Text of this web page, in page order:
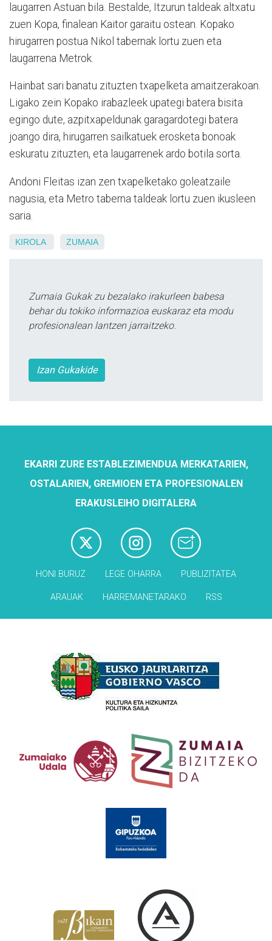
laugarren Astuan bila. Bestalde, Itzurun taldeak altxatu
zuen Kopa, finalean Kaitor garaitu ostean. Kopako
hirugarren postua Nikol tabernak lortu zuen eta
laugarrena Metrok.
Hainbat sari banatu zituzten txapelketa amaitzerakoan.
Ligako zein Kopako irabazleek upategi batera bisita
egingo dute, azpitxapeldunak garagardotegi batera
joango dira, hirugarren sailkatuek erosketa bonoak
eskuratu zituzten, eta laugarrenek ardo botila sorta.
Andoni Fleitas izan zen txapelketako goleatzaile
nagusia, eta Metro taberna taldeak lortu zuen ikusleen
saria.
KIROLA ZUMAIA
Zumaia Gukak zu bezalako irakurleen babesa
behar du tokiko informazioa euskaraz eta modu
profesionalean lantzen jarraitzeko.
Izan Gukakide
EKARRI ZURE ESTABLEZIMENDUA MERKATARIEN,
OSTALARIEN, GREMIOEN ETA PROFESIONALEN
ERAKUSLEIHO DIGITALERA
HONI BURUZ LEGE OHARRA PUBLIZITATEA
ARAUAK HARREMANETARAKO RSS